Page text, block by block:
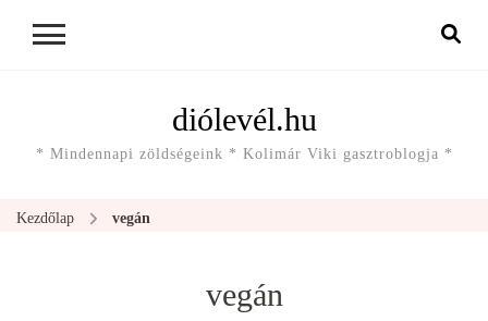
diólevél.hu
* Mindennapi zöldségeink * Kolimár Viki gasztroblogja *
Kezdőlap vegán
vegán